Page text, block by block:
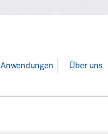
Anwendungen Über uns